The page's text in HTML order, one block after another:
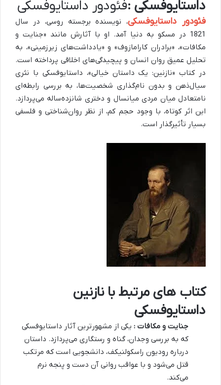
داستایوفسکی :فئودور داستایوفسکی
فئودور داستایوفسکی، نویسنده برجسته روسی، در سال
1821 در مسکو به دنیا آمد. او با آثارش مانند «جنایت و
مکافات»، «برادران کارامازوف» و «یادداشت‌های زیرزمینی»، به
تحلیل عمیق روان انسان و پیچیدگی‌های اخلاقی پرداخته است.
در کتاب «نازنین: یک داستان خیالی»، داستایوفسکی با نثری
سیال‌ذهن و بدون نام‌گذاری شخصیت‌ها، به بررسی رابطه‌ای
نامتعادل میان مردی میانسال و دختری شانزده‌ساله می‌پردازد.
این اثر کوتاه، با وجود حجم کم، از نظر روان‌شناختی و فلسفی
بسیار تأثیرگذار است.
کتاب های مرتبط با نازنین
داستایوفسکی
جنایت و مکافات : یکی از مشهورترین آثار داستایوفسکی
که به بررسی وجدان، گناه و رستگاری می‌پردازد. داستان
درباره رودیون راسکولنیکف، دانشجویی است که مرتکب
قتل می‌شود و با عواقب روانی آن دست و پنجه نرم
می‌کند.